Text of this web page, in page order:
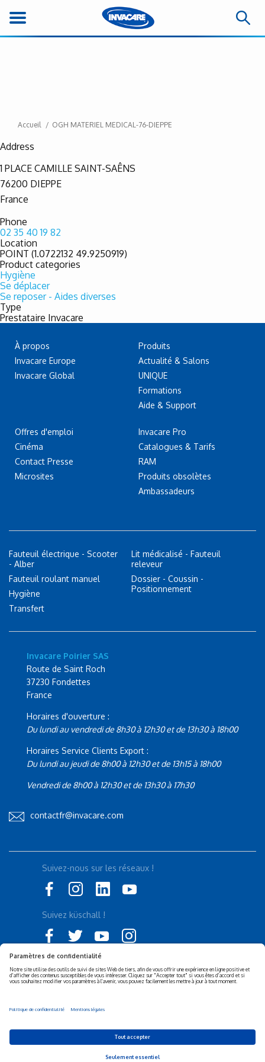
Accueil OGH MATERIEL MEDICAL-76-DIEPPE
Address
1 PLACE CAMILLE SAINT-SAÊNS
76200 DIEPPE
France
Phone
02 35 40 19 82
Location
POINT (1.0722132 49.9250919)
Product categories
Hygiène
Se déplacer
Se reposer - Aides diverses
Type
Prestataire Invacare
À propos
Invacare Europe
Invacare Global
Offres d'emploi
Cinéma
Contact Presse
Microsites
Produits
Actualité & Salons
UNIQUE
Formations
Aide & Support
Invacare Pro
Catalogues & Tarifs
RAM
Produits obsolètes
Ambassadeurs
Fauteuil électrique - Scooter
- Alber
Fauteuil roulant manuel
Hygiène
Transfert
Lit médicalisé - Fauteuil
releveur
Dossier - Coussin -
Positionnement
Invacare Poirier SAS
Route de Saint Roch
37230 Fondettes
France
Horaires d'ouverture :
Du lundi au vendredi de 8h30 à 12h30 et de 13h30 à 18h00
Horaires Service Clients Export :
Du lundi au jeudi de 8h00 à 12h30 et de 13h15 à 18h00
Vendredi de 8h00 à 12h30 et de 13h30 à 17h30
contactfr@invacare.com
Déclaration d'accessibilité
Politique de confidentialité
Responsabilité sociétale de
Suivez-nous sur les réseaux !
Suivez küschall !